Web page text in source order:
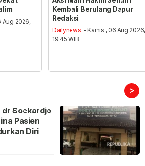
Aug 2026,
Kembali Berulang Dapur
Redaksi
Dailynews - Kamis , 06 Aug 2026,
19:45 WIB
>
dr Soekardjo
Pasien
Diri